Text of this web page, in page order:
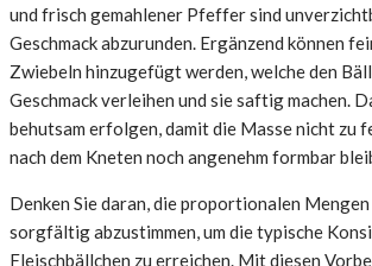
und frisch gemahlener Pfeffer sind
Geschmack abzurunden. Ergänzend können
Zwiebeln hinzugefügt werden, welche den
Geschmack verleihen und sie saftig machen.
behutsam erfolgen, damit die Masse nicht zu
nach dem Kneten noch angenehm formbar
Denken Sie daran, die propor­tionalen
sorgfältig abzustimmen, um die typische
Fleischbällchen zu erreichen. Mit diesen